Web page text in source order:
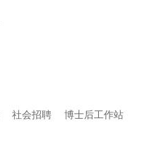
社会招聘
博士后工作站